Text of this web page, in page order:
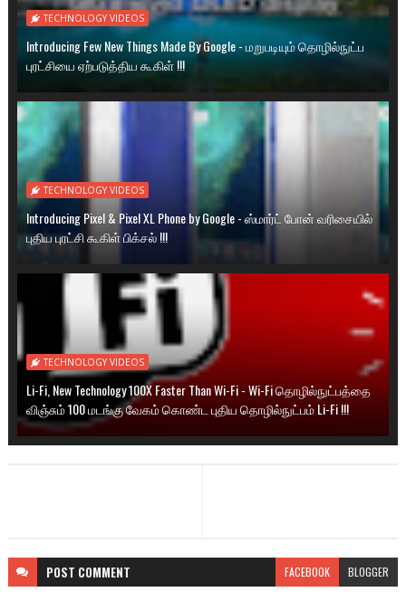
TECHNOLOGY VIDEOS
Introducing Few New Things Made By Google - மறுபடியும் தொழில்நுட்ப
புரட்சியை ஏற்படுத்திய கூகிள் !!!
TECHNOLOGY VIDEOS
Introducing Pixel & Pixel XL Phone by Google - ஸ்மார்ட் போன் வரிசையில்
புதிய புரட்சி கூகிள் பிக்சல் !!!
TECHNOLOGY VIDEOS
Li-Fi, New Technology 100X Faster Than Wi-Fi - Wi-Fi தொழில்நுட்பத்தை
விஞ்சும் 100 மடங்கு வேகம் கொண்ட புதிய தொழில்நுட்பம் Li-Fi !!!
POST COMMENT FACEBOOK BLOGGER